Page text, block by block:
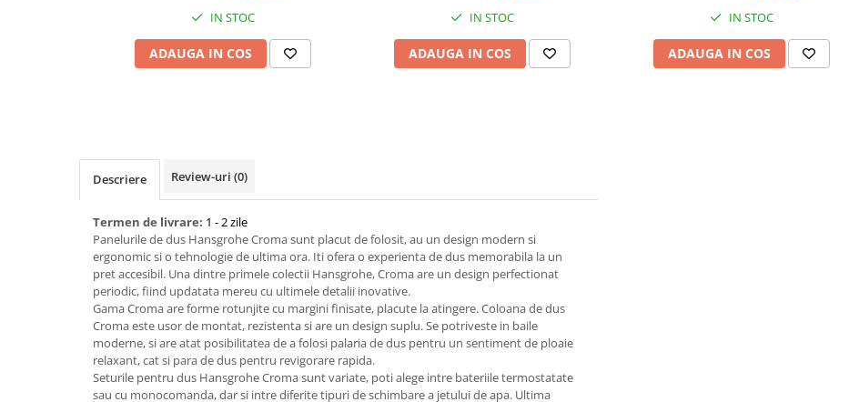
Aparate de tuns & ras
Cantare corporale
Mobilier pentru baie
IN STOC
ADAUGA IN COS
IN STOC
ADAUGA IN COS
IN STOC
ADAUGA IN COS
Descriere Review-uri (0)
Termen de livrare: 1 - 2 zile
Panelurile de dus Hansgrohe Croma sunt placut de folosit, au un design modern si
ergonomic si o tehnologie de ultima ora. Iti ofera o experienta de dus memorabila la un
pret accesibil. Una dintre primele colectii Hansgrohe, Croma are un design perfectionat
periodic, fiind updatata mereu cu ultimele detalii inovative.
Gama Croma are forme rotunjite cu margini finisate, placute la atingere. Coloana de dus
Croma este usor de montat, rezistenta si are un design suplu. Se potriveste in baile
moderne, si are atat posibilitatea de a folosi palaria de dus pentru un sentiment de ploaie
relaxant, cat si para de dus pentru revigorare rapida.
Seturile pentru dus Hansgrohe Croma sunt variate, poti alege intre bateriile termostatate
sau cu monocomanda, dar si intre diferite tipuri de schimbare a jetului de apa. Ultima